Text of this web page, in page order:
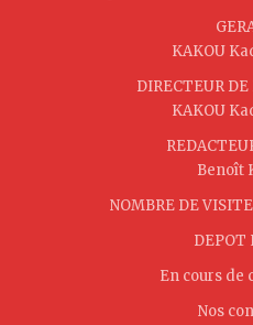
KAKOU
DIRECTEUR
KAKOU
Benoît
NOMBRE DE
DEPOT
En cours de
Nos